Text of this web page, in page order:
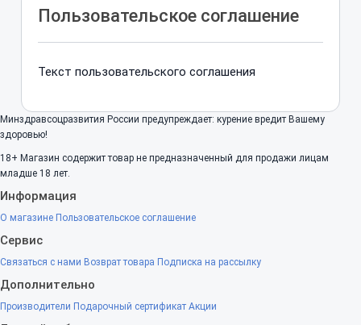
Пользовательское соглашение
Текст пользовательского соглашения
Минздравсоцразвития России предупреждает: курение вредит Вашему
здоровью!
18+ Магазин содержит товар не предназначенный для продажи лицам
младше 18 лет.
Информация
О магазине Пользовательское соглашение
Сервис
Связаться с нами Возврат товара Подписка на рассылку
Дополнительно
Производители Подарочный сертификат Акции